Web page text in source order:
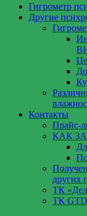
ВИТ-1
Гигрометр
Другие
Контакты
Прайс-
КАК
других
ТК
ТК